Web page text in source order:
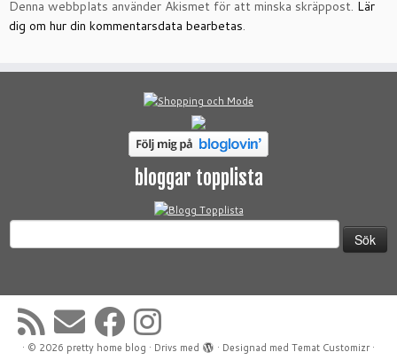
Denna webbplats använder Akismet för att minska skräppost. Lär
dig om hur din kommentarsdata bearbetas.
bloggar topplista
efter:
· © 2026 pretty home blog · Drivs med · Designad med Temat Customizr·